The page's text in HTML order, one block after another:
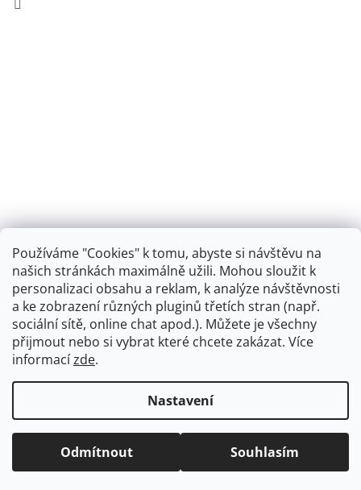
Používáme "Cookies" k tomu, abyste si návštěvu na
našich stránkách maximálně užili. Mohou sloužit k
personalizaci obsahu a reklam, k analýze návštěvnosti
a ke zobrazení různých pluginů třetích stran (např.
sociální sítě, online chat apod.). Můžete je všechny
přijmout nebo si vybrat které chcete zakázat. Více
informacízde.
Nastavení
Odmítnout Souhlasím
Retro koupelna
Vytvořil Shoptet + plnenieshopu.cz
Copyright 2026Dřezová-baterie.cz. Všechna práva